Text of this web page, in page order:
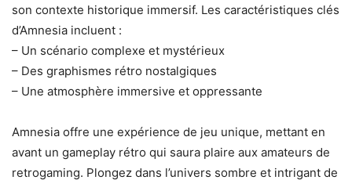
son contexte historique immersif. Les caractéristiques clés
d’Amnesia incluent :
– Un scénario complexe et mystérieux
– Des graphismes rétro nostalgiques
– Une atmosphère immersive et oppressante
Amnesia offre une expérience de jeu unique, mettant en
avant un gameplay rétro qui saura plaire aux amateurs de
retrogaming. Plongez dans l’univers sombre et intrigant de